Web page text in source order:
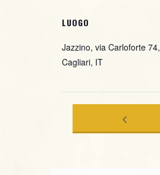
LUOGO
Jazzino, via Carloforte 74,
Cagliari, IT